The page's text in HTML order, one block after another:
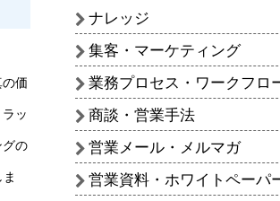
価
ッ
の
ナレッジ
集客・マーケティング
業務プロセス・ワークフロ
商談・営業手法
営業メール・メルマガ
営業資料・ホワイトペーパ